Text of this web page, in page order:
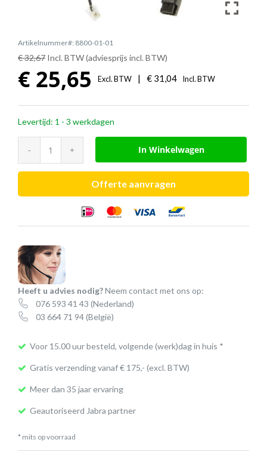
Artikelnummer#: 8800-01-01
€ 32,67 Incl. BTW (adviesprijs incl. BTW)
€ 25,65 Excl. BTW | € 31,04 Incl. BTW
Levertijd: 1 - 3 werkdagen
aansluitsnoer
(QD
RJ10)
aantal
In Winkelwagen
Offerte aanvragen
Heeft u advies nodig?Neem contact met ons op:
076 593 41 43 (Nederland)
03 664 71 94(België)
Voor 15.00 uur besteld, volgende (werk)dag in huis *
Gratis verzending vanaf € 175,- (excl. BTW)
Meer dan 35 jaar ervaring
Geautoriseerd Jabra partner
* mits op voorraad